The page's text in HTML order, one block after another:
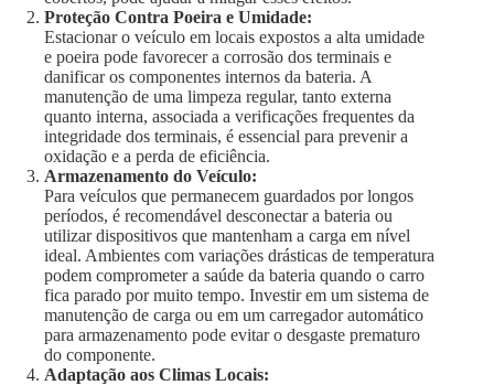
Proteção Contra Poeira e Umidade:
Estacionar o veículo em locais expostos a alta umidade
e poeira pode favorecer a corrosão dos terminais e
danificar os componentes internos da bateria. A
manutenção de uma limpeza regular, tanto externa
quanto interna, associada a verificações frequentes da
integridade dos terminais, é essencial para prevenir a
oxidação e a perda de eficiência.
Armazenamento do Veículo:
Para veículos que permanecem guardados por longos
períodos, é recomendável desconectar a bateria ou
utilizar dispositivos que mantenham a carga em nível
ideal. Ambientes com variações drásticas de temperatura
podem comprometer a saúde da bateria quando o carro
fica parado por muito tempo. Investir em um sistema de
manutenção de carga ou em um carregador automático
para armazenamento pode evitar o desgaste prematuro
do componente.
Adaptação aos Climas Locais: